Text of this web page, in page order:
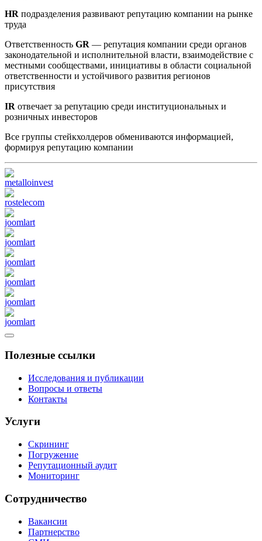
HR подразделения развивают репутацию компании на рынке
труда
Ответственность GR — репутация компании среди органов
законодательной и исполнительной власти, взаимодействие с
местными сообществами, инициативы в области социальной
ответственности и устойчивого развития регионов
присутствия
IR отвечает за репутацию среди институциональных и
розничных инвесторов
Все группы стейкхолдеров обмениваются информацией,
формируя репутацию компании
Полезные ссылки
Исследования и публикации
Вопросы и ответы
Контакты
Услуги
Скрининг
Погружение
Репутационный аудит
Мониторинг
Сотрудничество
Вакансии
Партнерство